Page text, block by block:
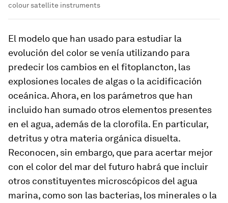
colour satellite instruments
El modelo que han usado para estudiar la
evolución del color se venía utilizando para
predecir los cambios en el fitoplancton, las
explosiones locales de algas o la acidificación
oceánica. Ahora, en los parámetros que han
incluido han sumado otros elementos presentes
en el agua, además de la clorofila. En particular,
detritus y otra materia orgánica disuelta.
Reconocen, sin embargo, que para acertar mejor
con el color del mar del futuro habrá que incluir
otros constituyentes microscópicos del agua
marina, como son las bacterias, los minerales o la